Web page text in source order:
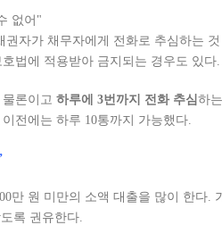
자가 채무자에게 전화로 추심하는
법에 적용받아 금지되는 경우도 있다.
물론이고 하루에 3번까지 전화 추심 하
전에는 하루 10통까지 가능했다.
만 원 미만의 소액 대출을 많이 한다.
록 권유한다.